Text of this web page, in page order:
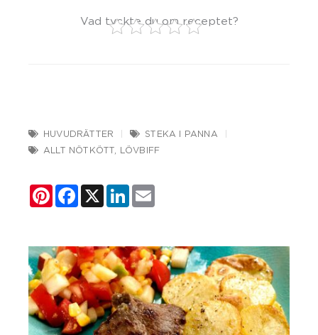
Vad tyckte du om receptet?
HUVUDRÄTTER
STEKA I PANNA
ALLT NÖTKÖTT
LÖVBIFF
PinterestFacebook
X LinkedIn